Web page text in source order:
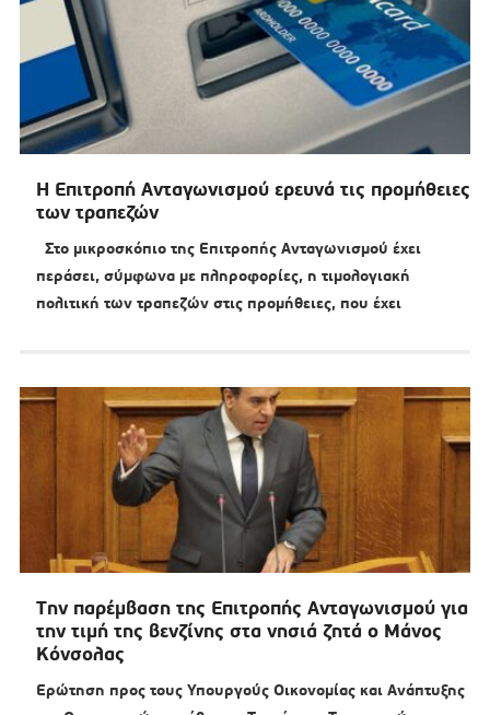
Η Επιτροπή Ανταγωνισμού ερευνά τις προμήθειες
των τραπεζών
Στο μικροσκόπιο της Επιτροπής Ανταγωνισμού έχει
περάσει, σύμφωνα με πληροφορίες, η τιμολογιακή
πολιτική των τραπεζών στις προμήθειες, που έχει
Tην παρέμβαση της Επιτροπής Ανταγωνισμού για
την τιμή της βενζίνης στα νησιά ζητά ο Μάνος
Κόνσολας
Ερώτηση προς τους Υπουργούς Οικονομίας και Ανάπτυξης